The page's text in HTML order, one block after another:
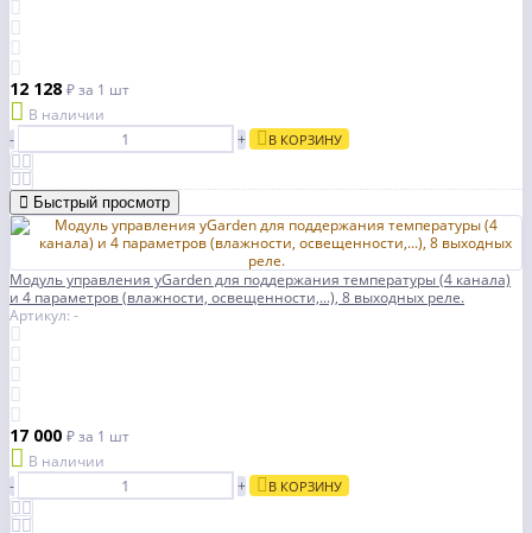
12 128 ₽за 1 шт
В наличии
-
+ В КОРЗИНУ
Быстрый просмотр
Модуль управления yGarden для поддержания температуры (4 канала)
и 4 параметров (влажности, освещенности,...), 8 выходных реле.
Артикул: -
17 000 ₽за 1 шт
В наличии
-
+ В КОРЗИНУ